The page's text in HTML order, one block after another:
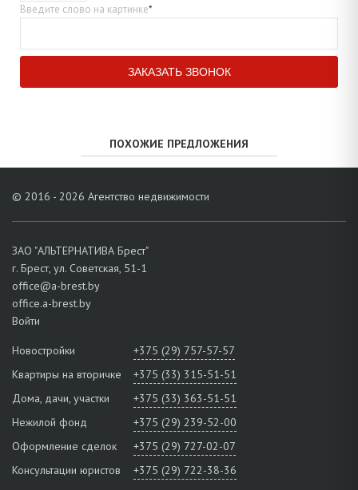
Введите слово на картинке*
ПОХОЖИЕ ПРЕДЛОЖЕНИЯ
© 2016 - 2026 Агентство недвижимости
ЗАО "АЛЬТЕРНАТИВА Брест"
г. Брест, ул. Советская, 51-1
office@a-brest.by
office.a-brest.by
Войти
Новостройки
+375 (29) 757-57-57
Квартиры на вторичке
+375 (33) 315-51-51
Дома, дачи, участки
+375 (33) 363-51-51
Нежилой фонд
+375 (29) 239-52-00
Оформление сделок
+375 (29) 727-02-07
Консультации юристов
+375 (29) 722-38-36